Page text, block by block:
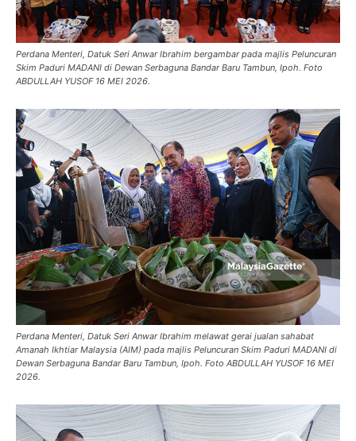
Perdana Menteri, Datuk Seri Anwar Ibrahim bergambar pada majlis Peluncuran
Skim Paduri MADANI di Dewan Serbaguna Bandar Baru Tambun, Ipoh. Foto
ABDULLAH YUSOF 16 MEI 2026.
Perdana Menteri, Datuk Seri Anwar Ibrahim melawat gerai jualan sahabat
Amanah Ikhtiar Malaysia (AIM) pada majlis Peluncuran Skim Paduri MADANI di
Dewan Serbaguna Bandar Baru Tambun, Ipoh. Foto ABDULLAH YUSOF 16 MEI
2026.